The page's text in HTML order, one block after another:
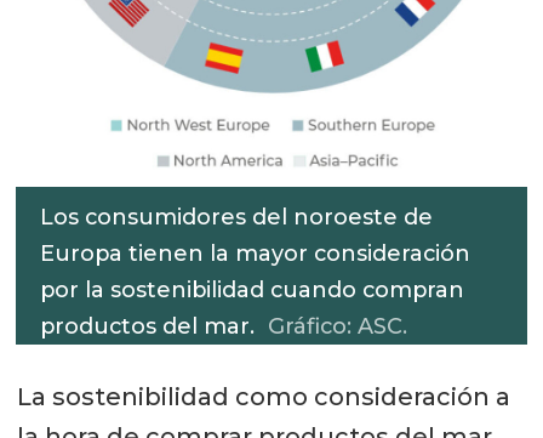
Los consumidores del noroeste de
Europa tienen la mayor consideración
por la sostenibilidad cuando compran
productos del mar. Gráfico: ASC.
La sostenibilidad como consideración a